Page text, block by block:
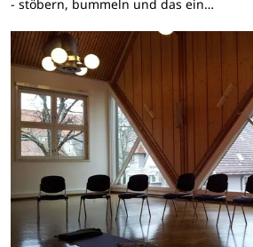
- stöbern, bummeln und das ein…